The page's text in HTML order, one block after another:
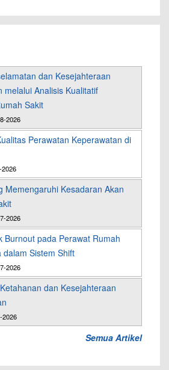
dan Kesejahteraan
melalui Analisis Kualitatif
Sakit
2026
Perawatan Keperawatan di
2026
Memengaruhi Kesadaran Akan
2026
Burnout pada Perawat Rumah
dalam Sistem Shift
2026
dan Kesejahteraan
2026
Semua Artikel